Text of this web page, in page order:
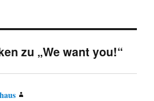
zu „We want you!“